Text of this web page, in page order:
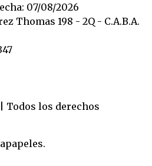
07/08/2026
Thomas 198 - 2Q - C.A.B.A.
Todos los derechos